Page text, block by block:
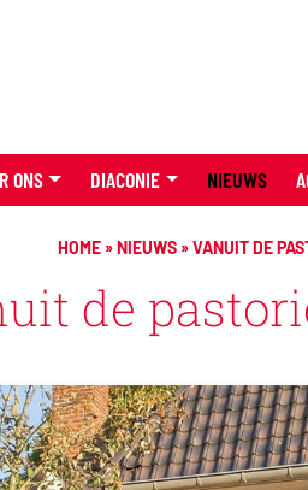
ONS DIACONIE NIEUWS
HOME »NIEUWS »VANUIT DE
de